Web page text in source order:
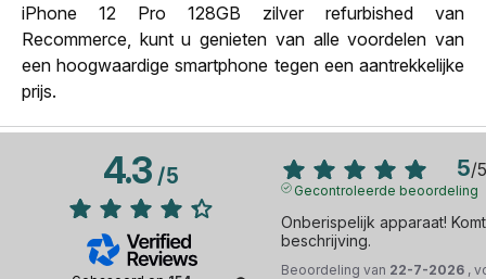
iPhone 12 Pro 128GB zilver refurbished van
Recommerce, kunt u genieten van alle voordelen van
een hoogwaardige smartphone tegen een aantrekkelijke
prijs.
4.3/5 5/5
Gecontroleerde beoordeling
Onberispelijk apparaat!
beschrijving.
Beoordeling van 22-7-2026 ,